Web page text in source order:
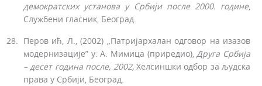
демократских установа у Србији после 2000. године,
Службени гласник, Београд.
Перов ић, Л., (2002) „Патријархалан одговор на изазов
модернизације” у: А. Мимица (приредио),Друга Србија
–десет година после, 2002,Хелсиншки одбор за људска
права у Србији, Београд.